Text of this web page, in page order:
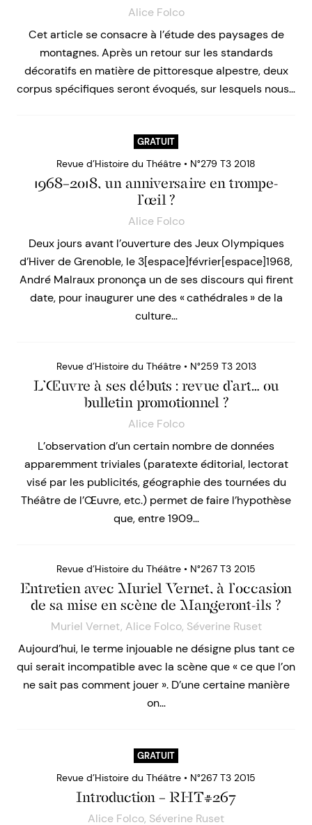
Alice Folco
Cet article se consacre à l’étude des paysages de
montagnes. Après un retour sur les standards
décoratifs en matière de pittoresque alpestre, deux
corpus spécifiques seront évoqués, sur lesquels nous…
GRATUIT
Revue d’Histoire du Théâtre • N°279 T3 2018
1968–2018, un anniversaire en trompe-
l’œil ?
Alice Folco
Deux jours avant l’ouverture des Jeux Olympiques
d’Hiver de Grenoble, le 3[espace]février[espace]1968,
André Malraux prononça un de ses discours qui firent
date, pour inaugurer une des « cathédrales » de la
culture…
Revue d’Histoire du Théâtre • N°259 T3 2013
L’Œuvre à ses débuts : revue d’art… ou
bulletin promotionnel ?
Alice Folco
L’observation d’un certain nombre de données
apparemment triviales (paratexte éditorial, lectorat
visé par les publicités, géographie des tournées du
Théâtre de l’Œuvre, etc.) permet de faire l’hypothèse
que, entre 1909…
Revue d’Histoire du Théâtre • N°267 T3 2015
Entretien avec Muriel Vernet, à l’occasion
de sa mise en scène de Mangeront-ils ?
Muriel Vernet, Alice Folco, Séverine Ruset
Aujourd’hui, le terme injouable ne désigne plus tant ce
qui serait incompatible avec la scène que « ce que l’on
ne sait pas comment jouer ». D’une certaine manière
on…
GRATUIT
Revue d’Histoire du Théâtre • N°267 T3 2015
Introduction – RHT#267
Alice Folco, Séverine Ruset